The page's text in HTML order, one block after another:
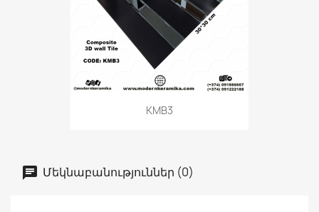
KMB3
Մեկնաբանություններ (0)